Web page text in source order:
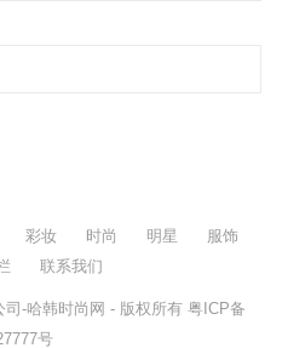
彩妆 时尚 明星
服饰
联系我们
-哈韩时尚网 - 版权所有 粤ICP备
号